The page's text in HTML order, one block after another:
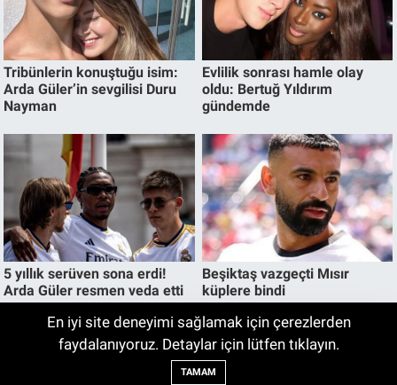
En iyi site deneyimi sağlamak için çerezlerden
faydalanıyoruz. Detaylar için lütfen tıklayın.
TAMAM
İnegöl’deki okulların LGS taban puanları
belli oldu. İşte en yüksek puanlı okul